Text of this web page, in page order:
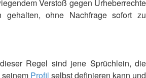
Verstoß gegen Urheberrechte
gehalten, ohne Nachfrage sofort zu
Regel sind jene Sprüchlein, die
Profil selbst definieren kann und